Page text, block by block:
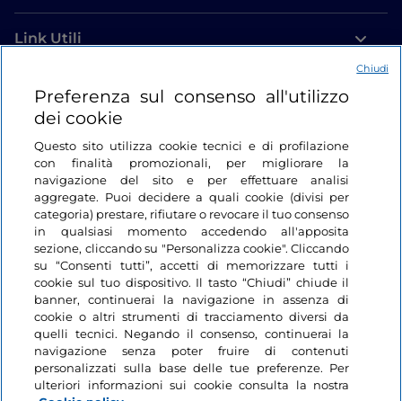
Link Utili
Login
Restiamo in contatto
Preferenza sul consenso all'utilizzo
dei cookie
Questo sito utilizza cookie tecnici e di profilazione
con finalità promozionali, per migliorare la
navigazione del sito e per effettuare analisi
aggregate. Puoi decidere a quali cookie (divisi per
categoria) prestare, rifiutare o revocare il tuo consenso
in qualsiasi momento accedendo all'apposita
sezione, cliccando su "Personalizza cookie". Cliccando
su “Consenti tutti”, accetti di memorizzare tutti i
cookie sul tuo dispositivo. Il tasto “Chiudi” chiude il
banner, continuerai la navigazione in assenza di
cookie o altri strumenti di tracciamento diversi da
quelli tecnici. Negando il consenso, continuerai la
navigazione senza poter fruire di contenuti
personalizzati sulla base delle tue preferenze. Per
ulteriori informazioni sui cookie consulta la nostra
Chiudi